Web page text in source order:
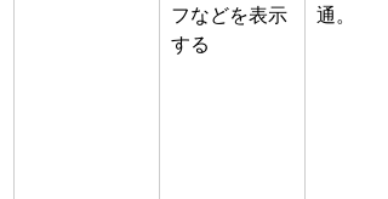
フなどを表示
する
通。